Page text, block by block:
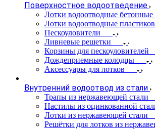
Поверхностное водоотведение
Лотки водоотводные бетонные
Лотки водоотводные
Пескоуловители
Ливневые решетки
Корзины для пескоуловителей
Дождеприемные колодцы
Аксессуары для лотков
Внутренний водоотвод из стали
Трапы из нержавеющей стали
Настилы из оцинкованной
Лотки из нержавеющей стали
Решётки для лотков из